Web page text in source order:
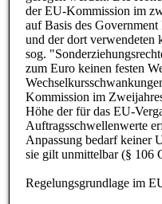
der EU-Kommission im
auf Basis des
und der dort verwendeten
sog.
zum Euro keinen festen
Kommission im
Höhe der für das EU-
Auftragsschwellenwerte
Anpassung bedarf keiner
sie gilt unmittelbar (§ 106
Regelungsgrundlage im